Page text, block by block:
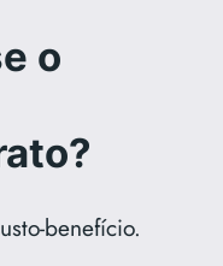
o
benefício.